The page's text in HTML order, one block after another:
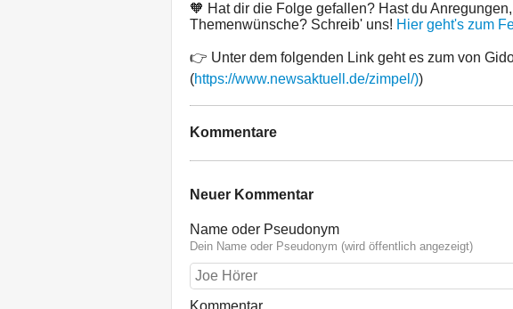
🧡 Hat dir die Folge gefallen? Hast du
Themenwünsche? Schreib' uns! Hier geht's zum
👉 Unter dem folgenden Link geht es zum von
(https://www.newsaktuell.de/zimpel/))
Kommentare
Neuer Kommentar
Name oder Pseudonym
Dein Name oder Pseudonym (wird öffentlich angezeigt)